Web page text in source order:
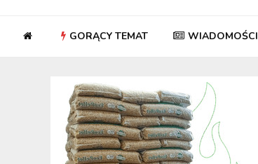
GORĄCY TEMAT WIADOMOŚCI